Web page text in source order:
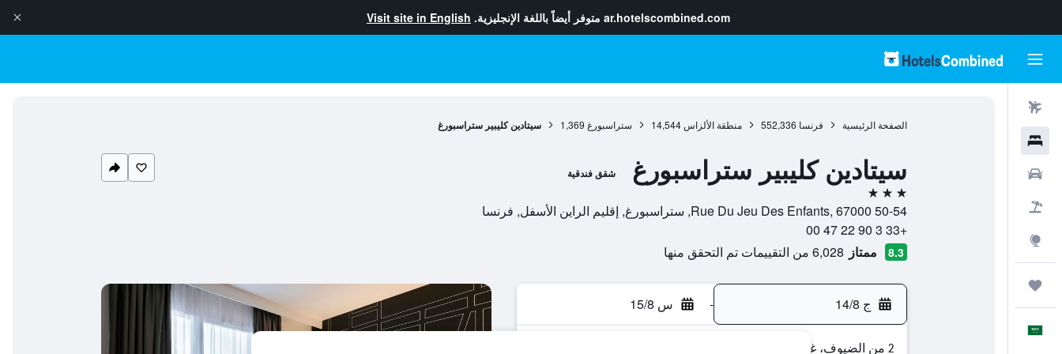
ar.hotelscombined.com متوفر أيضاً باللغة الإنجليزية. Visit site in English
الصفحة الرئيسية فرنسا 552,336 منطقة الألزاس 14,544 ستراسبورغ 1,369 سيتادين كليبير ستراسبورغ
سيتادين كليبير ستراسبورغ شقق فندقية
3 نجوم
50-54 Rue Du Jeu Des Enfants, 67000, ستراسبورغ, إقليم الراين الأسفل, فرنسا
+33 3 90 22 47 00
8.3 ممتاز 6,028 من التقييمات تم التحقق منها
ج 14/8 - س 15/8
2 من الضيوف، غرفة واحدة